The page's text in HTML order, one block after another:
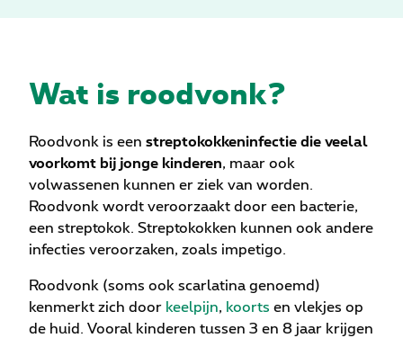
Wat is roodvonk?
Roodvonk is een streptokokkeninfectie die veelal
voorkomt bij jonge kinderen, maar ook
volwassenen kunnen er ziek van worden.
Roodvonk wordt veroorzaakt door een bacterie,
een streptokok. Streptokokken kunnen ook andere
infecties veroorzaken, zoals impetigo.
Roodvonk (soms ook scarlatina genoemd)
kenmerkt zich door keelpijn, koorts en vlekjes op
de huid. Vooral kinderen tussen 3 en 8 jaar krijgen